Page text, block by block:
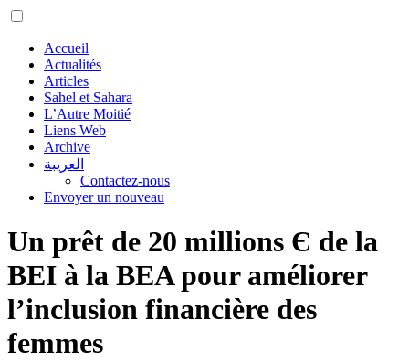
Accueil
Actualités
Articles
Sahel et Sahara
L’Autre Moitié
Liens Web
Archive
العريبة
Contactez-nous
Envoyer un nouveau
Un prêt de 20 millions Є de la
BEI à la BEA pour améliorer
l’inclusion financière des
femmes